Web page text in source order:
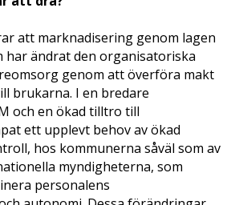
att marknadisering genom lagen
har ändrat den organisatoriska
genom att överföra makt
brukarna. I en bredare
och en ökad tilltro till
ett upplevt behov av ökad
hos kommunerna såväl som av
myndigheterna, som
personalens